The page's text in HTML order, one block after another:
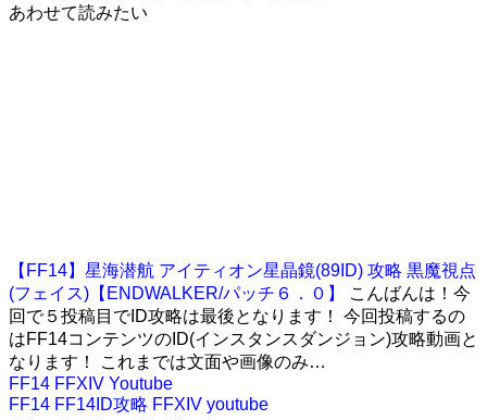
あわせて読みたい
【FF14】星海潜航 アイティオン星晶鏡(89ID) 攻略 黒魔視点
(フェイス)【ENDWALKER/パッチ６．０】
こんばんは！今
回で５投稿目でID攻略は最後となります！ 今回投稿するの
はFF14コンテンツのID(インスタンスダンジョン)攻略動画と
なります！ これまでは文面や画像のみ…
FF14 FFXIV Youtube
FF14 FF14ID攻略 FFXIV youtube